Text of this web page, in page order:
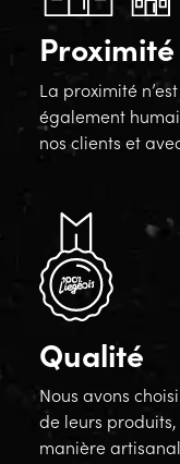
Proximité
La proximité
également
nos clients et
Qualité
Nous avons
de leurs
manière